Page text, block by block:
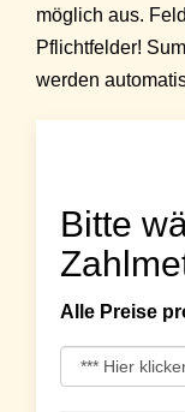
möglich aus.
Pflichtfelder!
werden
Bitte
Alle Preise